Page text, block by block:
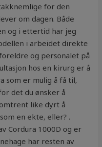
for den
om dagen. Både
og i ettertid har jeg
i arbeidet direkte
og personalet på
hos en kirurg er å
som er mulig å få til,
det du ønsker å
like dyrt å
en ekte, eller? .
Cordura 1000D og er
har resten av